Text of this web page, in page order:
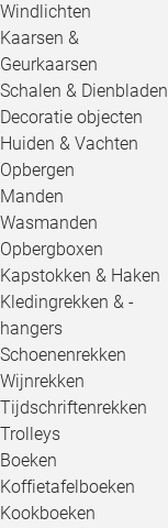
Windlichten
Kaarsen &
Geurkaarsen
Schalen & Dienbladen
Decoratie objecten
Huiden & Vachten
Opbergen
Manden
Wasmanden
Opbergboxen
Kapstokken & Haken
Kledingrekken & -
hangers
Schoenenrekken
Wijnrekken
Tijdschriftenrekken
Trolleys
Boeken
Koffietafelboeken
Kookboeken